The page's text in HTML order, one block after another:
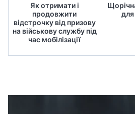
Як отримати і
продовжити
відстрочку від призову
на військову службу під
час мобілізації